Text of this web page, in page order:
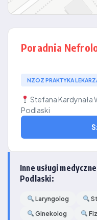
Poradnia
NZOZ PRAKTYKA
Stefana Kardynała
Podlaski
Inne usługi
Podlaski:
Laryngolog
Ginekolog